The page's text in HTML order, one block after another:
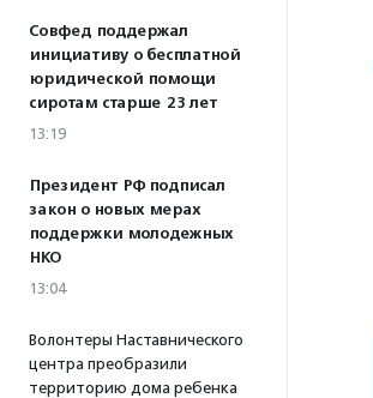
Совфед поддержал
инициативу о бесплатной
юридической помощи
сиротам старше 23 лет
13:19
Президент РФ подписал
закон о новых мерах
поддержки молодежных
НКО
13:04
Волонтеры Наставнического
центра преобразили
территорию дома ребенка